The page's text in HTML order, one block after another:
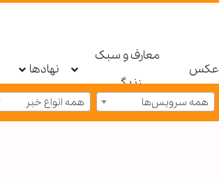
عکس
معارف و سبک
زندگی
نهادها
همه سرویس‌ها همه انواع خبر